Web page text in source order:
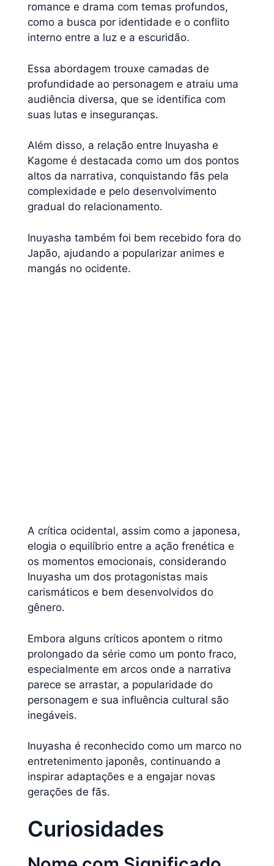
romance e drama com temas profundos,
como a busca por identidade e o conflito
interno entre a luz e a escuridão.
Essa abordagem trouxe camadas de
profundidade ao personagem e atraiu uma
audiência diversa, que se identifica com
suas lutas e inseguranças.
Além disso, a relação entre Inuyasha e
Kagome é destacada como um dos pontos
altos da narrativa, conquistando fãs pela
complexidade e pelo desenvolvimento
gradual do relacionamento.
Inuyasha também foi bem recebido fora do
Japão, ajudando a popularizar animes e
mangás no ocidente.
A crítica ocidental, assim como a japonesa,
elogia o equilíbrio entre a ação frenética e
os momentos emocionais, considerando
Inuyasha um dos protagonistas mais
carismáticos e bem desenvolvidos do
gênero.
Embora alguns críticos apontem o ritmo
prolongado da série como um ponto fraco,
especialmente em arcos onde a narrativa
parece se arrastar, a popularidade do
personagem e sua influência cultural são
inegáveis.
Inuyasha é reconhecido como um marco no
entretenimento japonês, continuando a
inspirar adaptações e a engajar novas
gerações de fãs.
Curiosidades